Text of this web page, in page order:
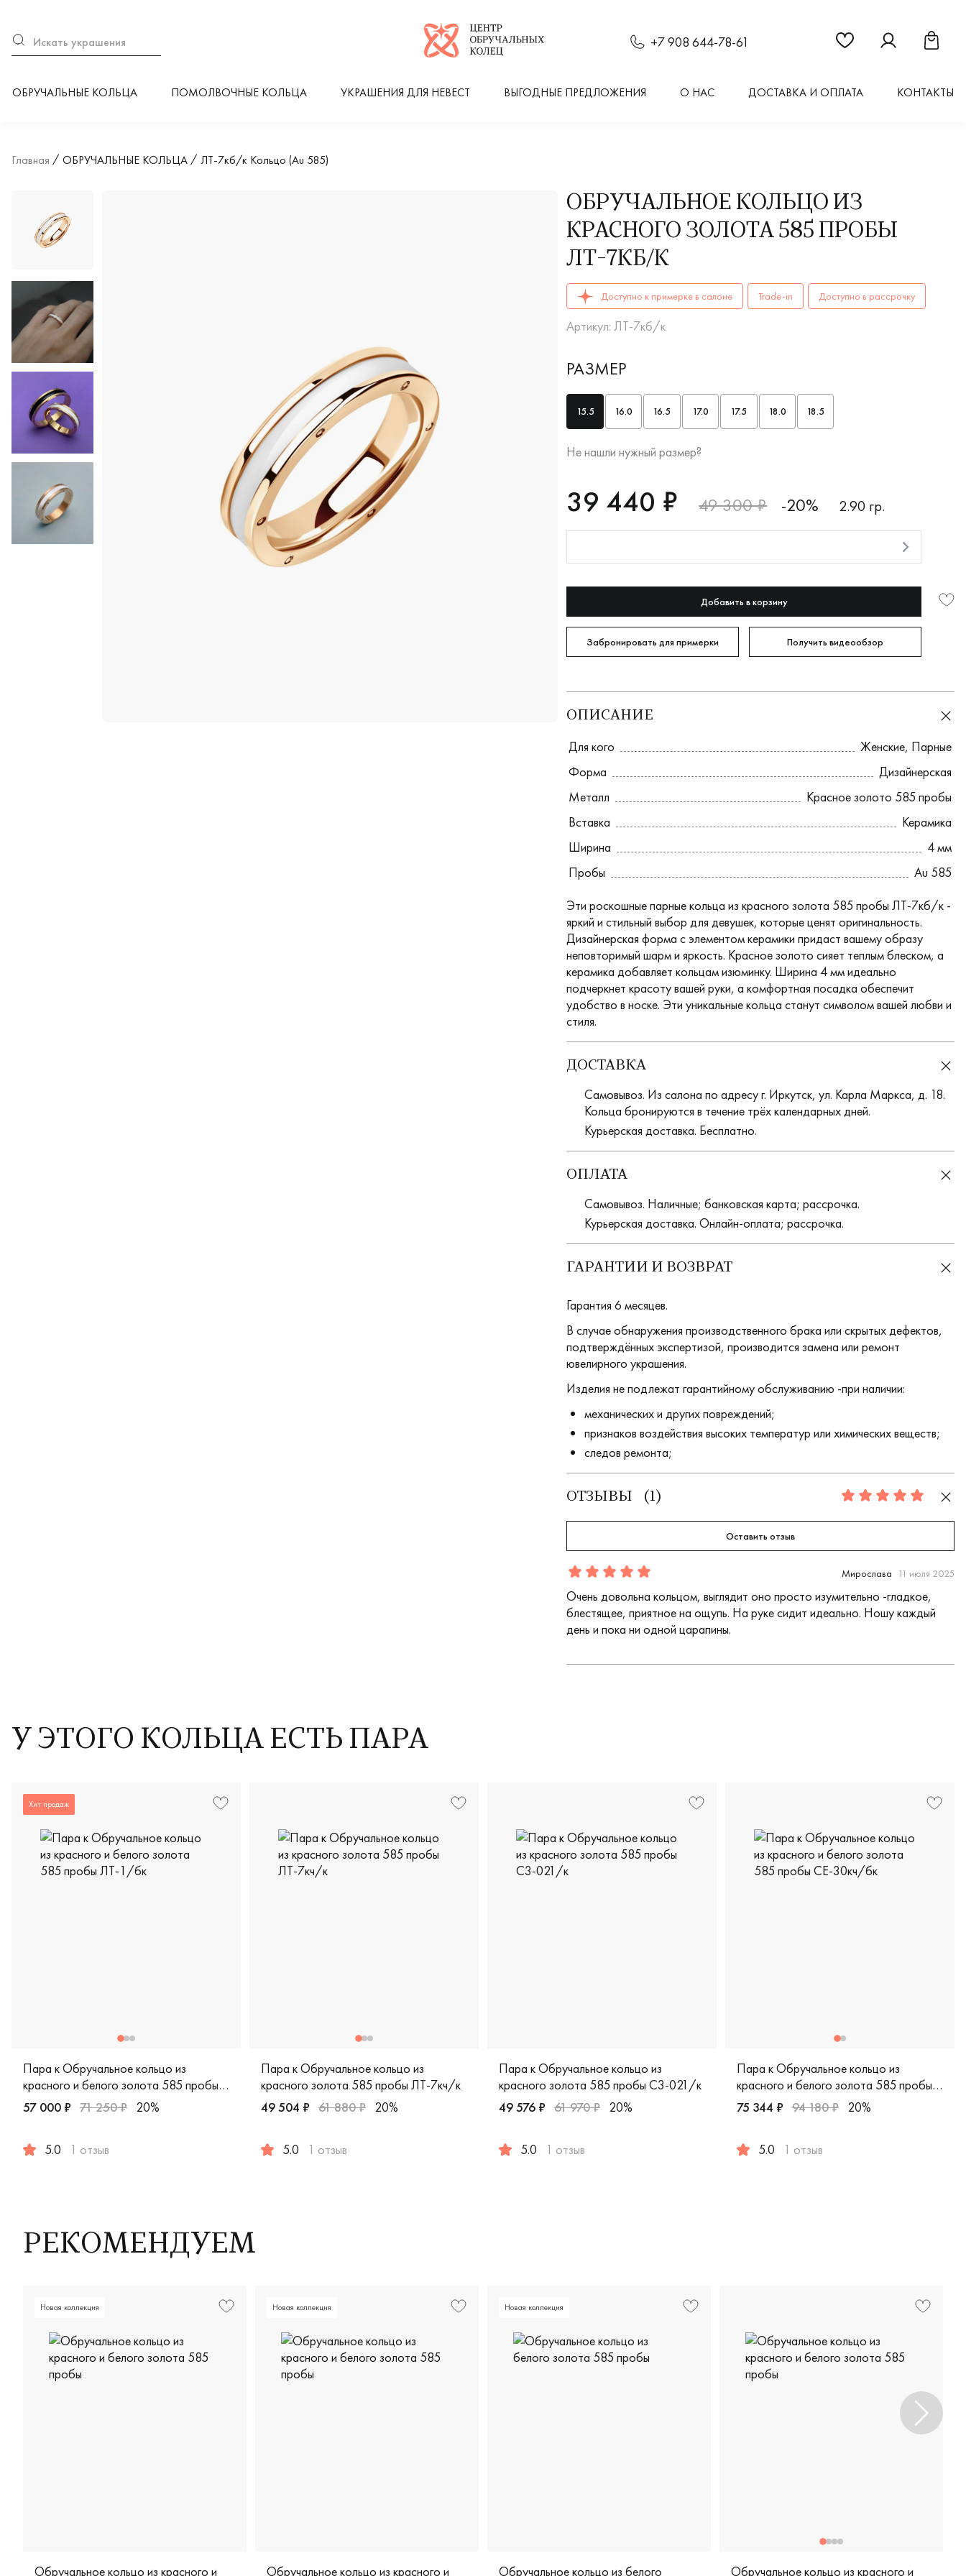
Логотип компании
+7 908 644-78-61 Ссылка на страницу
Ссылка наСсылка
ОБРУЧАЛЬНЫЕ КОЛЬЦА ПОМОЛВОЧНЫЕ КОЛЬЦА УКРАШЕНИЯ ДЛЯ НЕВЕСТ ВЫГОДНЫЕ ПРЕДЛОЖЕНИЯ О НАС ДОСТАВКА И ОПЛАТА КОНТАКТЫ
Главная ОБРУЧАЛЬНЫЕ КОЛЬЦА ЛТ-7кб/к Кольцо (Au 585)
ОБРУЧАЛЬНОЕ КОЛЬЦО ИЗ
КРАСНОГО ЗОЛОТА 585 ПРОБЫ
ЛТ-7КБ/К
ОБРУЧАЛЬНЫЕ КОЛЬЦА женские, парные ЛТ-7кб/к AU 585 купить в
Доступно к примерке в салоне Trade-in Доступно в рассрочку
Артикул: ЛТ-7кб/к
РАЗМЕР
15.5 16.0 16.5 17.0 17.5 18.0 18.5
Не нашли нужный размер?
RUB
39440
39 440 ₽ 49 300 ₽ -20% 2.90 гр.
Добавить в корзину
Забронировать для примерки Получить видеообзор
ОПИСАНИЕ
Для кого Женские, Парные
Форма
Дизайнерская
Металл
Красное золото 585 пробы
Вставка
Керамика
Ширина
4 мм
Пробы
Au 585
Эти роскошные парные кольца из красного золота 585 пробы ЛТ-7кб/к -
яркий и стильный выбор для девушек, которые ценят оригинальность.
Дизайнерская форма с элементом керамики придаст вашему образу
неповторимый шарм и яркость. Красное золото сияет теплым блеском, а
керамика добавляет кольцам изюминку. Ширина 4 мм идеально
подчеркнет красоту вашей руки, а комфортная посадка обеспечит
удобство в носке. Эти уникальные кольца станут символом вашей любви и
стиля.
ДОСТАВКА
Самовывоз. Из салона по адресу г. Иркутск, ул. Карла Маркса, д. 18.
Кольца бронируются в течение трёх календарных дней.
Курьерская доставка. Бесплатно.
ОПЛАТА
Самовывоз. Наличные; банковская карта; рассрочка.
Курьерская доставка. Онлайн-оплата; рассрочка.
ГАРАНТИИ И ВОЗВРАТ
Гарантия 6 месяцев.
В случае обнаружения производственного брака или скрытых дефектов,
подтверждённых экспертизой, производится замена или ремонт
ювелирного украшения.
Изделия не подлежат гарантийному обслуживанию -при наличии:
механических и других повреждений;
признаков воздействия высоких температур или химических веществ;
следов ремонта;
ОТЗЫВЫ ( 1 ) 5.0
Оставить отзыв
Отзыв
1
5.0
5 Мирослава 11 июля 2025
Очень довольна кольцом, выглядит оно просто изумительно -гладкое,
блестящее, приятное на ощупь. На руке сидит идеально. Ношу каждый
день и пока ни одной царапины.
У ЭТОГО КОЛЬЦА ЕСТЬ ПАРА
Хит продаж
Пара к Обручальное кольцо из
красного и белого золота 585 пробы
ЛТ-1/бк
57 000 ₽ 71 250 ₽ 20%
5.0 1 отзыв
Пара к Обручальное кольцо из
красного золота 585 пробы ЛТ-7кч/к
49 504 ₽ 61 880 ₽ 20%
5.0 1 отзыв
Пара к Обручальное кольцо из
красного золота 585 пробы С3-021/к
49 576 ₽ 61 970 ₽ 20%
5.0 1 отзыв
Пара к Обручальное кольцо из
красного и белого золота 585 пробы
СЕ-30кч/бк
75 344 ₽ 94 180 ₽ 20%
5.0 1 отзыв
РЕКОМЕНДУЕМ
Новая коллекция
Обручальное кольцо из красного и
Новая коллекция
Обручальное кольцо из красного и
Новая коллекция
Обручальное кольцо из белого Обручальное кольцо из красного и